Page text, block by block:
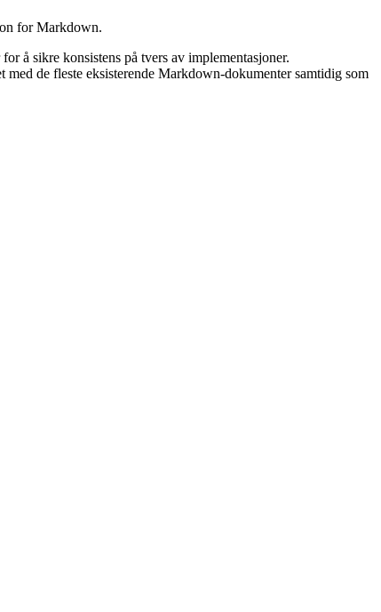
for Markdown.
å sikre konsistens på tvers av implementasjoner.
de fleste eksisterende Markdown-dokumenter samtidig som